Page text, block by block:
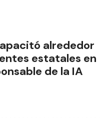
alrededor
estatales en
de la IA